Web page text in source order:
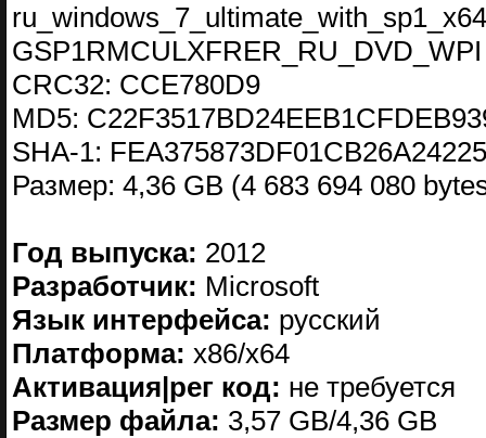
GSP1RMCULXFRER_RU_DVD_WPI
CRC32: CCE780D9
MD5:
SHA-1:
Размер: 4,36 GB (4 683 694 080
Год выпуска: 2012
Разработчик: Microsoft
Язык интерфейса: русский
Платформа: x86/x64
Активация|рег код: не требуется
Размер файла: 3,57 GB/4,36 GB